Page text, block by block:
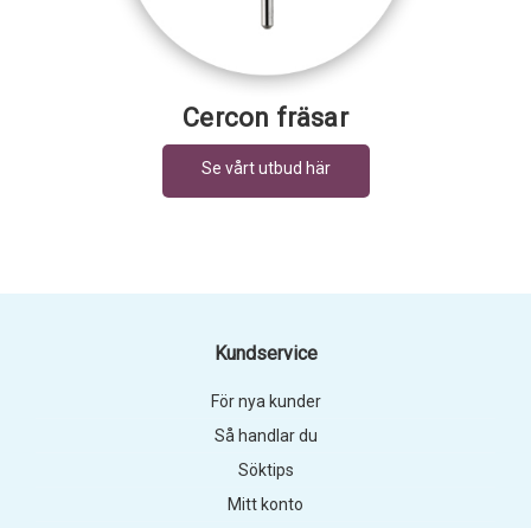
Cercon fräsar
Kundservice
För nya kunder
Så handlar du
Söktips
Mitt konto